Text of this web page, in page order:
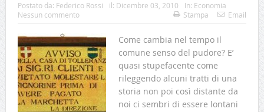
Postato da: Federico Rossi il: Dicembre 03, 2010 In: Economia
Nessun commento
Stampa Email
Come cambia nel tempo il
comune senso del pudore? E’
quasi stupefacente come
rileggendo alcuni tratti di una
storia non poi così distante da
noi ci sembri di essere lontani